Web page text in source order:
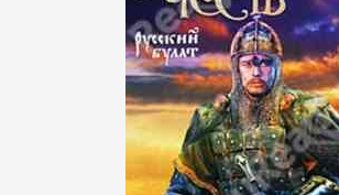
Литература